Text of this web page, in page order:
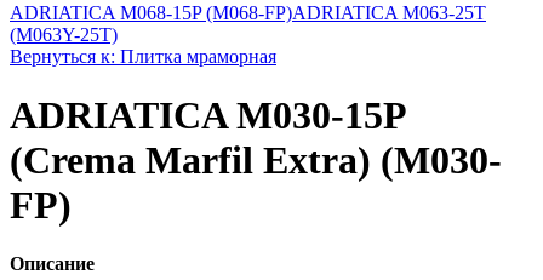
ADRIATICA M068-15P (M068-FP)ADRIATICA M063-25T
(M063Y-25T)
Вернуться к: Плитка мраморная
ADRIATICA M030-15P
(Crema Marfil Extra) (M030-
FP)
Описание